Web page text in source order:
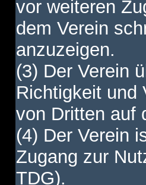
vor weiteren
dem Verein
anzuzeigen.
(3) Der Verein
Richtigkeit und
von Dritten auf
(4) Der Verein
Zugang zur
TDG).